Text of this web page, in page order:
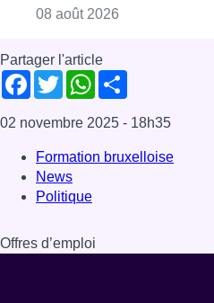
08 août 2026
Partager l'article
Facebook
TwitterWhatsApp
02 novembre 2025 - 18h35
Formation bruxelloise
News
Politique
Offres d’emploi